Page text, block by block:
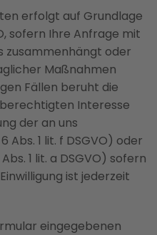
erfolgt auf Grundlage
sofern Ihre Anfrage mit
zusammenhängt oder
Maßnahmen
Fällen beruht die
Interesse
der an uns
1 lit. f DSGVO) oder
1 lit. a DSGVO) sofern
ist jederzeit
eingegebenen